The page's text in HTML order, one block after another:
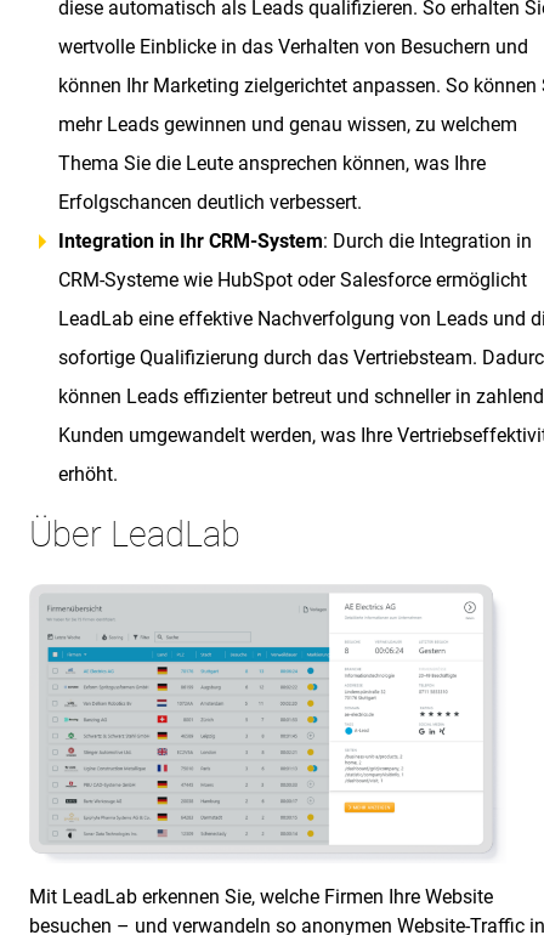
diese automatisch als Leads qualifizieren. So erhalten
wertvolle Einblicke in das Verhalten von Besuchern und
können Ihr Marketing zielgerichtet anpassen. So können
mehr Leads gewinnen und genau wissen, zu welchem
Thema Sie die Leute ansprechen können, was Ihre
Erfolgschancen deutlich verbessert.
Integration in Ihr CRM-System: Durch die Integration in
CRM-Systeme wie HubSpot oder Salesforce ermöglicht
LeadLab eine effektive Nachverfolgung von Leads und
sofortige Qualifizierung durch das Vertriebsteam.
können Leads effizienter betreut und schneller in
Kunden umgewandelt werden, was Ihre
erhöht.
Über LeadLab
Mit LeadLab erkennen Sie, welche Firmen Ihre Website
besuchen – und verwandeln so anonymen Website-Traffic in